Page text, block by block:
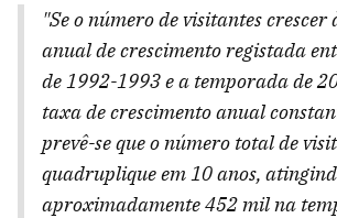
"Se o número de visitantes
anual de crescimento registada
de 1992-1993 e a temporada de
taxa de crescimento anual
prevê-se que o número total de
quadruplique em 10 anos,
aproximadamente 452 mil na